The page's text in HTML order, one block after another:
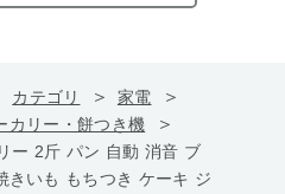
カテゴリ
家電
カリー・餅つき機
ー 2斤 パン 自動 消音 ブ
きいも もちつき ケーキ ジ